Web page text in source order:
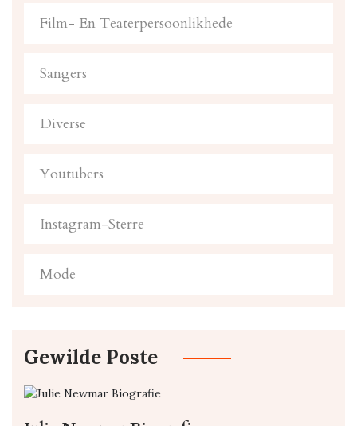
Film- En Teaterpersoonlikhede
Sangers
Diverse
Youtubers
Instagram-Sterre
Mode
Gewilde Poste